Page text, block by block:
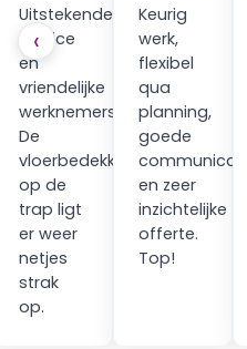
Uitstekende
service
en
vriendelijke
werknemers.
De
vloerbedekking
op de
trap ligt
er weer
netjes
strak
op.
Keurig
werk,
flexibel
qua
planning,
goede
communicatie
en zeer
inzichtelijke
offerte.
Top!
‹